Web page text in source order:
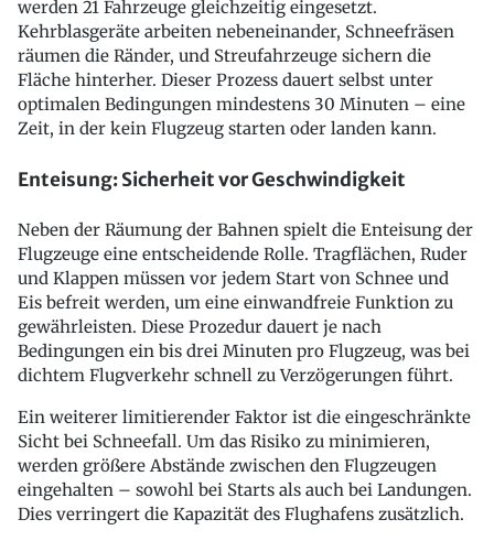
werden 21 Fahrzeuge gleichzeitig eingesetzt.
Kehrblasgeräte arbeiten nebeneinander, Schneefräsen
räumen die Ränder, und Streufahrzeuge sichern die
Fläche hinterher. Dieser Prozess dauert selbst unter
optimalen Bedingungen mindestens 30 Minuten – eine
Zeit, in der kein Flugzeug starten oder landen kann.
Enteisung: Sicherheit vor Geschwindigkeit
Neben der Räumung der Bahnen spielt die Enteisung der
Flugzeuge eine entscheidende Rolle. Tragflächen, Ruder
und Klappen müssen vor jedem Start von Schnee und
Eis befreit werden, um eine einwandfreie Funktion zu
gewährleisten. Diese Prozedur dauert je nach
Bedingungen ein bis drei Minuten pro Flugzeug, was bei
dichtem Flugverkehr schnell zu Verzögerungen führt.
Ein weiterer limitierender Faktor ist die eingeschränkte
Sicht bei Schneefall. Um das Risiko zu minimieren,
werden größere Abstände zwischen den Flugzeugen
eingehalten – sowohl bei Starts als auch bei Landungen.
Dies verringert die Kapazität des Flughafens zusätzlich.